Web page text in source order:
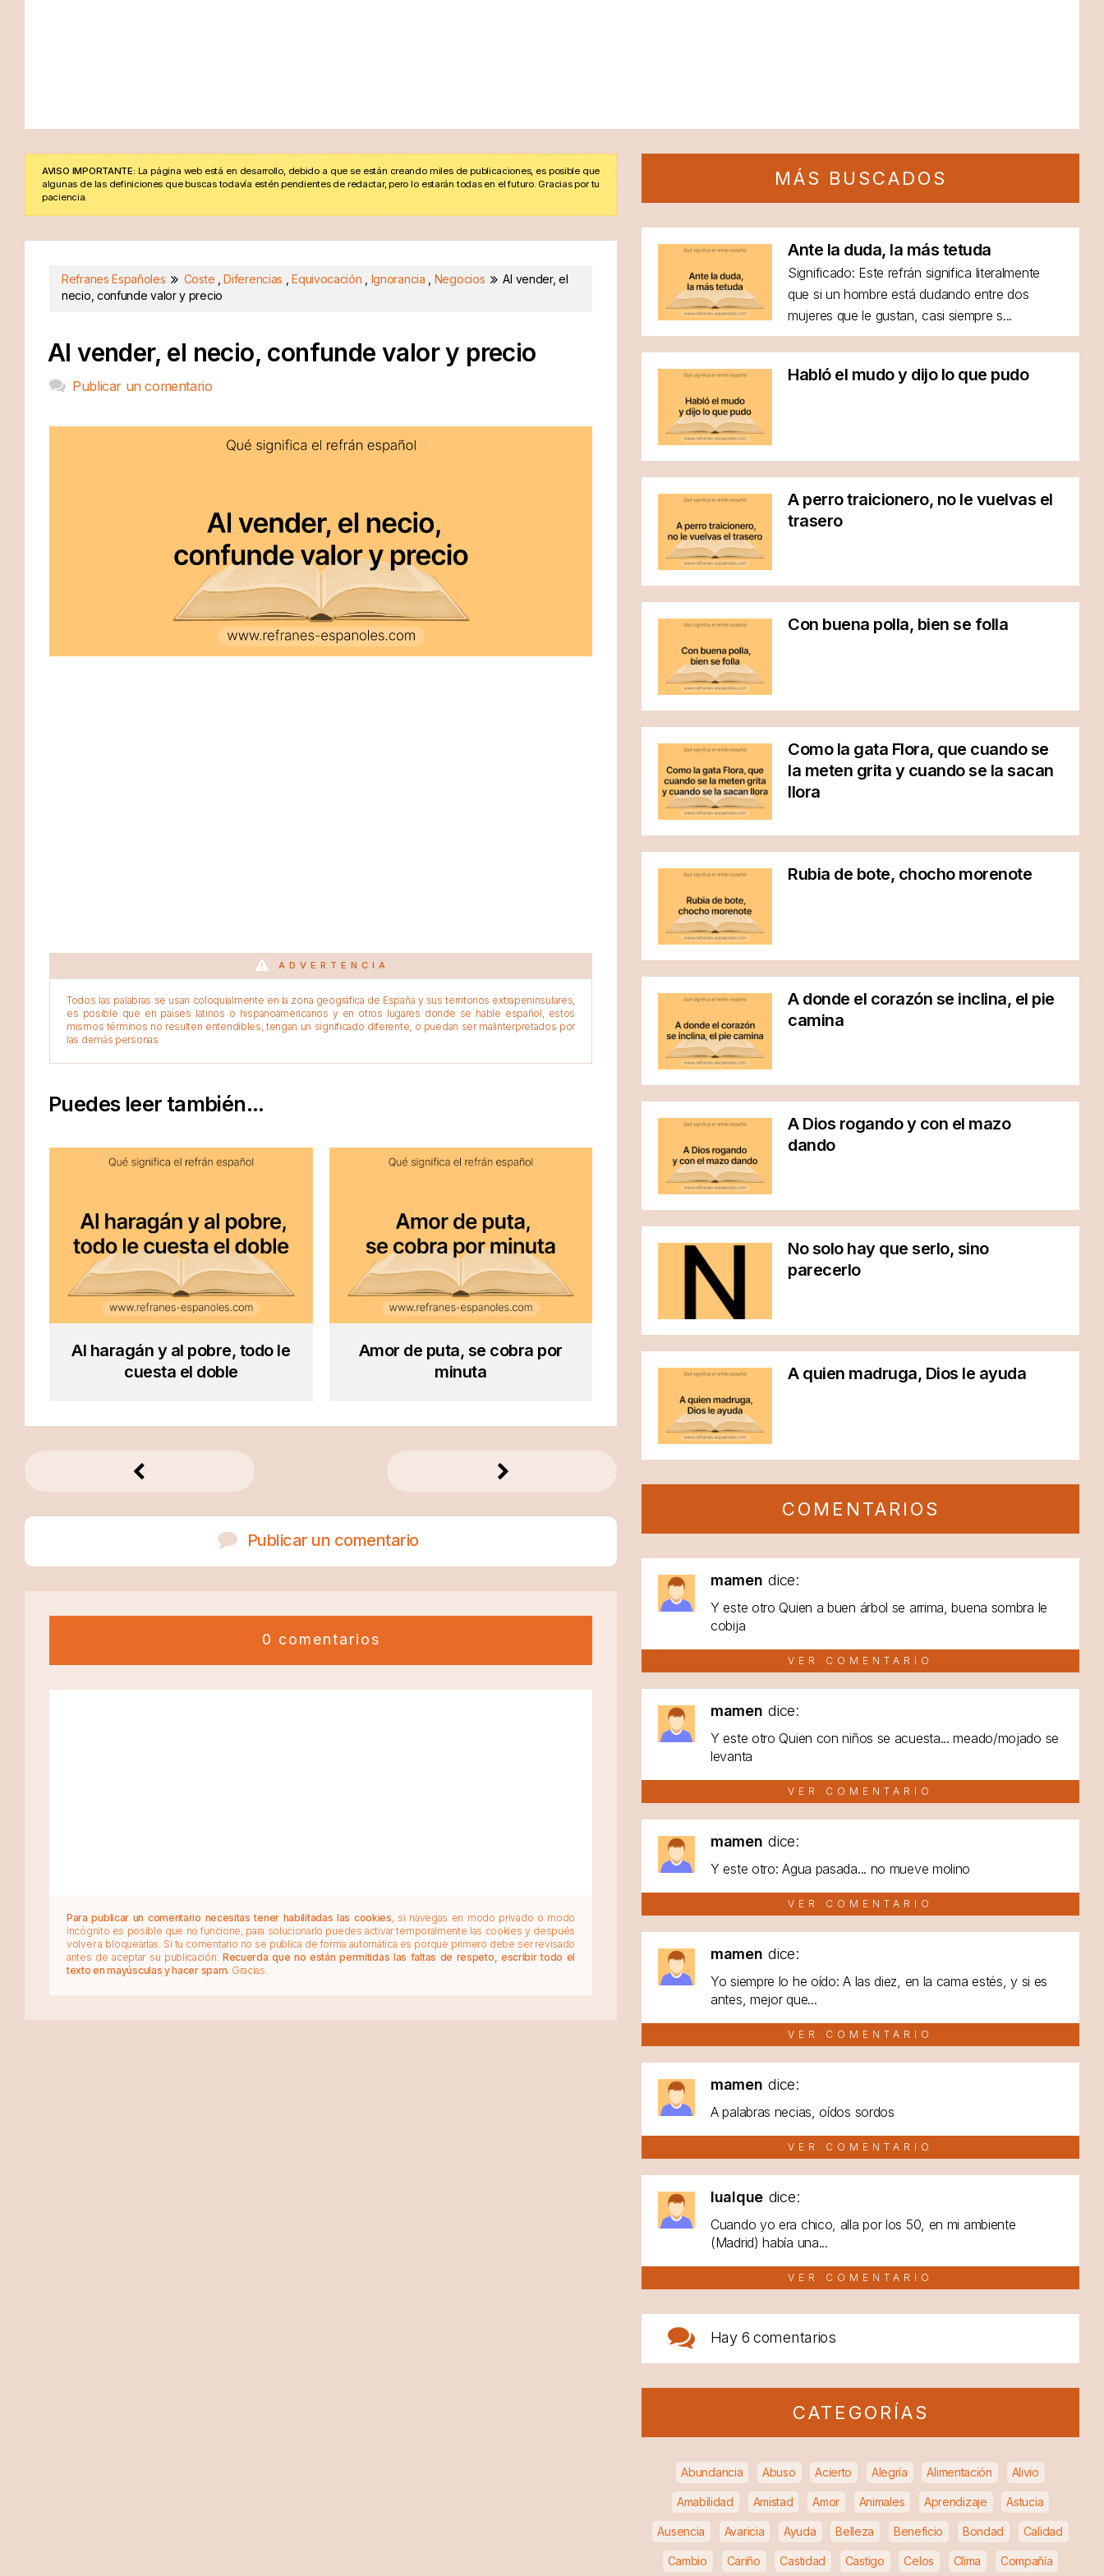
AVISO IMPORTANTE: La página web está en desarrollo, debido a que se están creando miles de publicaciones, es posible que
algunas de las definiciones que buscas todavía estén pendientes de redactar, pero lo estarán todas en el futuro. Gracias por tu
paciencia.
Refranes Españoles Coste ,Diferencias ,Equivocación Ignorancia Negocios
Al vender, el
necio, confunde valor y precio
Al vender, el necio, confunde valor y precio
Publicar un comentario
ADVERTENCIA
Todos las palabras se usan coloquialmente en la zona geográfica de España y sus territorios extrapeninsulares,
es posible que en países latinos o hispanoamericanos y en otros lugares donde se hable español, estos
mismos términos no resulten entendibles, tengan un significado diferente, o puedan ser malinterpretados por
las demás personas
Puedes leer también...
Al haragán y al pobre, todo le
cuesta el doble
Amor de puta, se cobra por
minuta
Publicar un comentario
0 comentarios
Para publicar un comentario necesitas tener habilitadas las cookies , si navegas en modo privado o modo
incógnito es posible que no funcione, para solucionarlo puedes activar temporalmente las cookies y después
volver a bloquearlas. Si tu comentario no se publica de forma automática es porque primero debe ser revisado
antes de aceptar su publicación. Recuerda que no están permitidas las faltas de respeto, escribir todo el
texto en mayúsculas y hacer spam. Gracias.
MÁS BUSCADOS
Ante la duda, la más tetuda
Significado: Este refrán significa literalmente
que si un hombre está dudando entre dos
mujeres que le gustan, casi siempre s...
Habló el mudo y dijo lo que pudo
A perro traicionero, no le vuelvas el
trasero
Con buena polla, bien se folla
Como la gata Flora, que cuando se
la meten grita y cuando se la sacan
llora
Rubia de bote, chocho morenote
A donde el corazón se inclina, el pie
camina
A Dios rogando y con el mazo
dando
No solo hay que serlo, sino
parecerlo
A quien madruga, Dios le ayuda
COMENTARIOS
mamen dice:
Y este otro Quien a buen árbol se arrima, buena sombra le
cobija
VER COMENTARIO
mamen dice:
Y este otro Quien con niños se acuesta... meado/mojado se
levanta
VER COMENTARIO
mamen dice:
Y este otro: Agua pasada... no mueve molino
VER COMENTARIO
mamen dice:
Yo siempre lo he oído: A las diez, en la cama estés, y si es
antes, mejor que...
VER COMENTARIO
mamen dice:
A palabras necias, oídos sordos
VER COMENTARIO
lualque dice:
Cuando yo era chico, alla por los 50, en mi ambiente
(Madrid) había una...
VER COMENTARIO
Hay 6 comentarios
CATEGORÍAS
Abundancia Abuso Acierto Alegría Alimentación Alivio
Amabilidad Amistad Amor Animales Aprendizaje Astucia
Ausencia Avaricia Ayuda Belleza Beneficio Bondad Calidad
Cambio Cariño Castidad Castigo Celos Clima Compañía